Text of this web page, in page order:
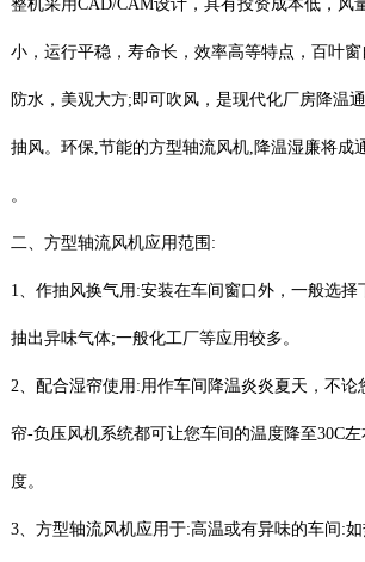
整机采用CAD/CAM设计，具有投资成本低，风
小，运行平稳，寿命长，效率高等特点，百叶窗
防水，美观大方;即可吹风，是现代化厂房降温
抽风。环保,节能的方型轴流风机,降温湿廉将成
。
二、方型轴流风机应用范围:
1、作抽风换气用:安装在车间窗口外，一般选择
抽出异味气体;一般化工厂等应用较多。
2、配合湿帘使用:用作车间降温炎炎夏天，不论
帘-负压风机系统都可让您车间的温度降至30C
度。
3、方型轴流风机应用于:高温或有异味的车间:如